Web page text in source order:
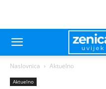
Naslovnica Aktuelno
Aktuelno